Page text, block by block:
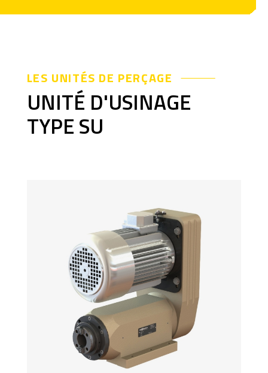
LES UNITÉS DE PERÇAGE
UNITÉ D'USINAGE
TYPE SU